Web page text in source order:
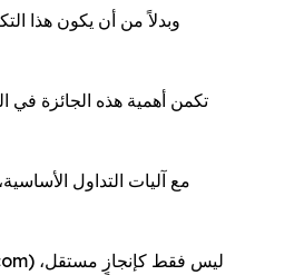
وبدلاً من أن يكون هذا